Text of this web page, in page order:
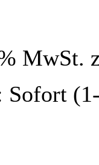
MwSt.